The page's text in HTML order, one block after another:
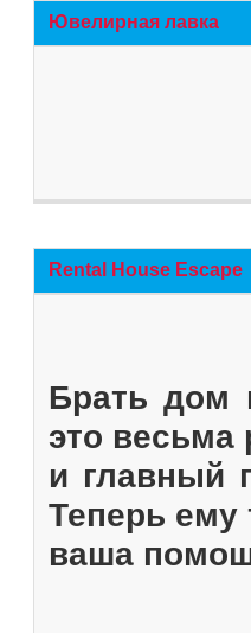
Ювелирная лавка
Rental House Escape
Брать дом
это весьма
и главный
Теперь ему
ваша